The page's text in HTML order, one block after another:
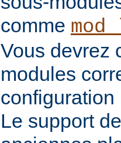
comme
Vous devrez
modules
configuration
Le support